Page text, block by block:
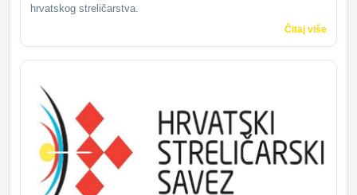
hrvatskog streličarstva.
Čitaj više